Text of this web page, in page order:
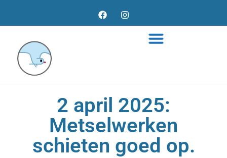
2 april 2025:
Metselwerken
schieten goed op.